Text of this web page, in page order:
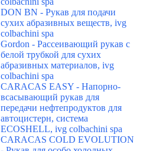
DON BN - Рукав для подачи
сухих абразивных веществ, ivg
colbachini spa
Gordon - Рассеивающий рукав с
белой трубкой для сухих
абразивных материалов, ivg
colbachini spa
CARACAS EASY - Напорно-
всасывающий рукав для
передачи нефтепродуктов для
автоцистерн, система
ECOSHELL, ivg colbachini spa
CARACAS COLD EVOLUTION